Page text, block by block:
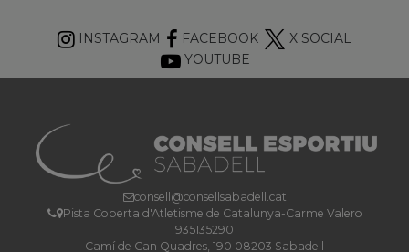
INSTAGRAM FACEBOOK
X SOCIAL
YOUTUBE
consell@consellsabadell.cat
Pista Coberta d'Atletisme de Catalunya-Carme Valero
935135290
Camí de Can Quadres, 190 08203 Sabadell